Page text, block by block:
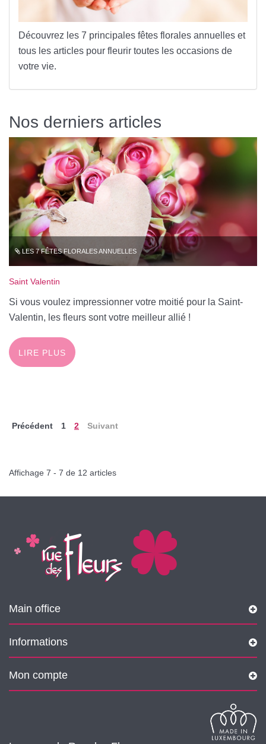
Découvrez les 7 principales fêtes florales annuelles et
tous les articles pour fleurir toutes les occasions de
votre vie.
Nos derniers articles
LES 7 FÊTES FLORALES ANNUELLES
Saint Valentin
Si vous voulez impressionner votre moitié pour la Saint-
Valentin, les fleurs sont votre meilleur allié !
LIRE PLUS
Précédent 1 2 Suivant
Affichage 7 - 7 de 12 articles
Main office
Informations
Mon compte